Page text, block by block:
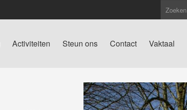
Activiteiten Steun ons Contact Vaktaal